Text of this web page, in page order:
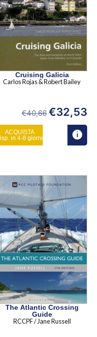
Cruising Galicia
Carlos Rojas & Robert Bailey
€40,66 €32,53
ACQUISTA
in 4-8 giorni
The Atlantic Crossing
Guide
RCCPF / Jane Russell